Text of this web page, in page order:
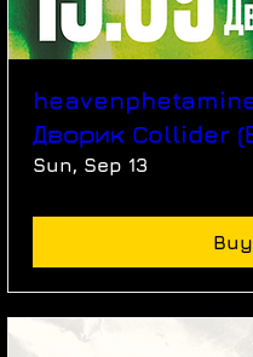
Дворик Collider
Sun, Sep 13